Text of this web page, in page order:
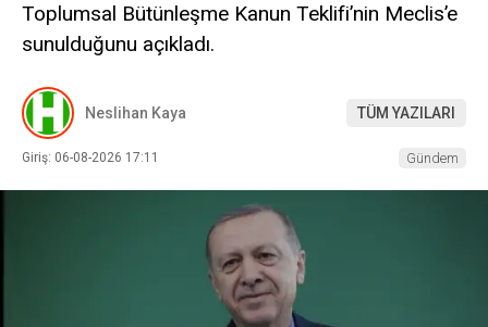
Toplumsal Bütünleşme Kanun Teklifi’nin Meclis’e
sunulduğunu açıkladı.
Neslihan Kaya TÜM YAZILARI
Giriş: 06-08-2026 17:11 Gündem